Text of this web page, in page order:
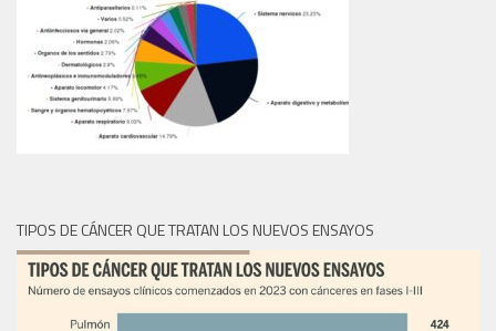
TIPOS DE CÁNCER QUE TRATAN LOS NUEVOS ENSAYOS